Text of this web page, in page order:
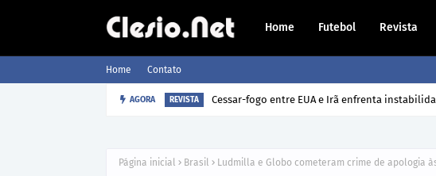
Home Futebol Revista
Home Contato
AGORA
REVISTA Como o cão sabe a hora que o dono volta para
Página inicial Brasil Ludmilla e Globo cometeram crime de apologia